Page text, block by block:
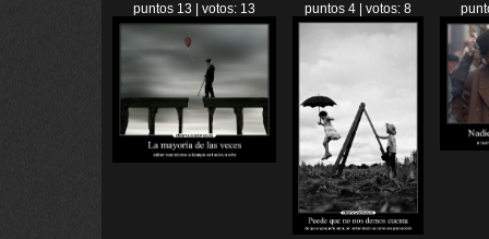
puntos 13 | votos: 13 puntos 4 | votos: 8